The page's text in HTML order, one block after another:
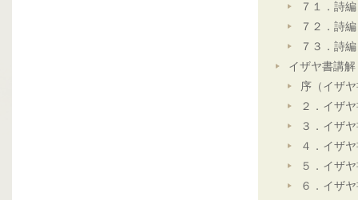
７１．詩
７２．詩
７３．詩
イザヤ書講解
序（イザ
２．イザ
３．イザ
４．イザ
５．イザ
６．イザ